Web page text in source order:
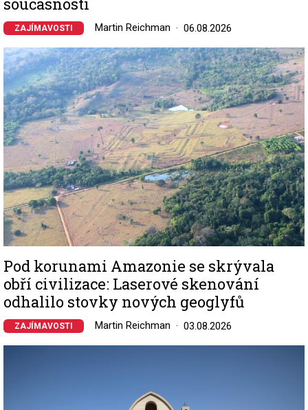
ZAJÍMAVOSTI Martin Reichman 06.08.2026
Image
Pod korunami Amazonie se skrývala
obří civilizace: Laserové skenování
odhalilo stovky nových geoglyfů
ZAJÍMAVOSTI Martin Reichman 03.08.2026